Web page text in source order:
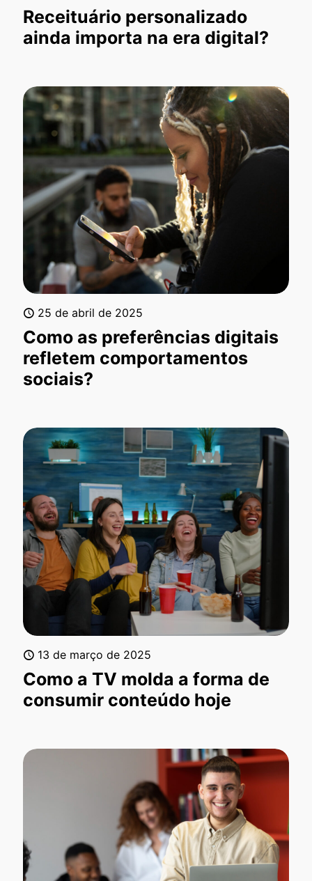
Receituário personalizado
ainda importa na era digital?
25 de abril de 2025
Como as preferências digitais
refletem comportamentos
sociais?
13 de março de 2025
Como a TV molda a forma de
consumir conteúdo hoje